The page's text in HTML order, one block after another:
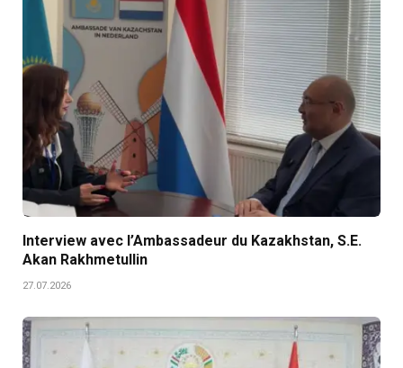
Interview avec l’Ambassadeur du Kazakhstan, S.E.
Akan Rakhmetullin
27.07.2026